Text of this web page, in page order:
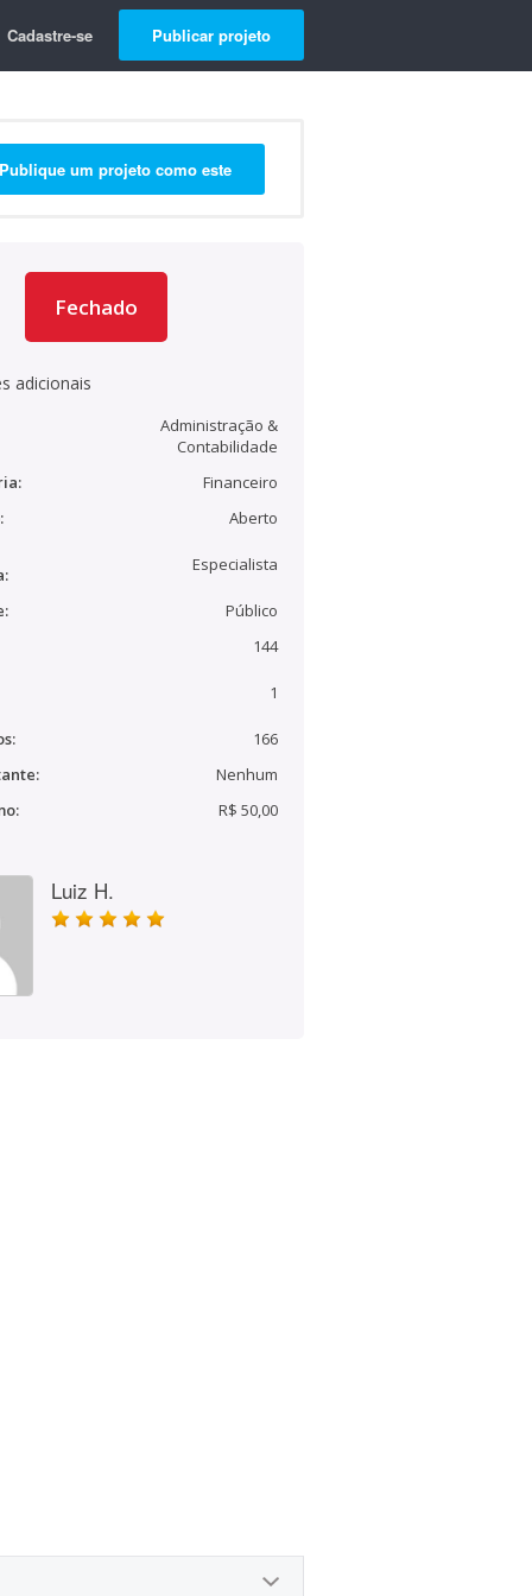
Cadastre-se Publicar projeto
Publique um projeto como este
Fechado
adicionais
Administração &
Contabilidade
Financeiro
Aberto
Especialista
Público
144
1
166
Nenhum
R$ 50,00
Luiz H.